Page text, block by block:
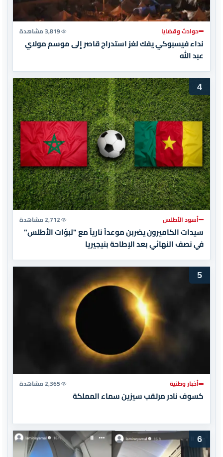
حوادث وقضايا 3,819 مشاهدة
نداء فيسبوكي يفك لغز استدراج قاصر إلى موسم مولاي
عبد الله
4
أسود الأطلس 2,712 مشاهدة
سيدات الكاميرون يضربن موعداً نارياً مع "لبؤات الأطلس"
في نصف النهائي بعد الإطاحة بنيجيريا
5
أخبار وطنية 2,365 مشاهدة
كسوف نادر مرتقب سيزين سماء المملكة
6